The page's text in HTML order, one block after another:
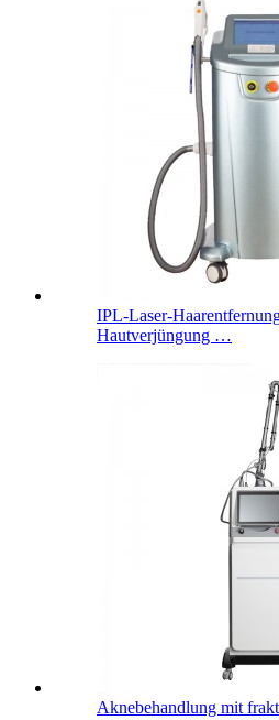
IPL-Laser-
Hautverjüngung …
Aknebehandlung mit